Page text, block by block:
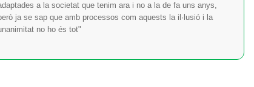
a la societat que tenim ara i no a la de fa uns anys,
ja se sap que amb processos com aquests la il·lusió i la
no ho és tot"